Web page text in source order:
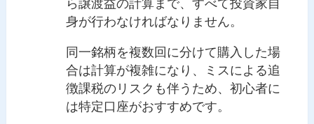
ら譲渡益の計算まで、すべて投資家自
身が行わなければなりません。
同一銘柄を複数回に分けて購入した場
合は計算が複雑になり、ミスによる追
徴課税のリスクも伴うため、初心者に
は特定口座がおすすめです。